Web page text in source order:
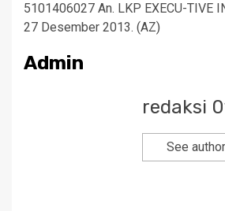
5101406027 An. LKP EXECU-TIVE
27 Desember 2013. (AZ)
Admin
redaksi
See